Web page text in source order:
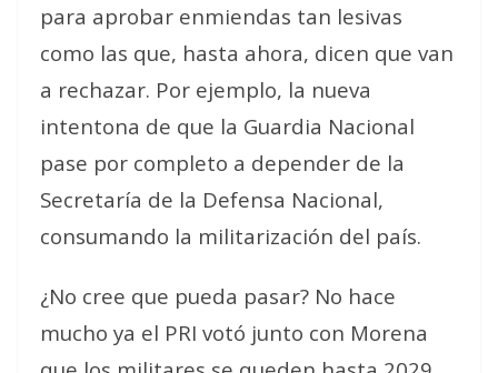
para aprobar enmiendas tan lesivas
como las que, hasta ahora, dicen que van
a rechazar. Por ejemplo, la nueva
intentona de que la Guardia Nacional
pase por completo a depender de la
Secretaría de la Defensa Nacional,
consumando la militarización del país.
¿No cree que pueda pasar? No hace
mucho ya el PRI votó junto con Morena